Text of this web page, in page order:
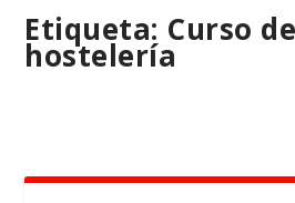
Etiqueta: Curso
hostelería